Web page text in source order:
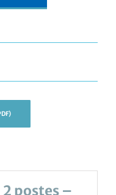
2 postes –